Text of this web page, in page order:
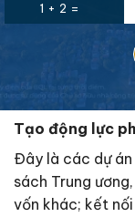
1 + 2 =
Tạo động lực
Ðây là các dự
sách Trung
vốn khác; kết